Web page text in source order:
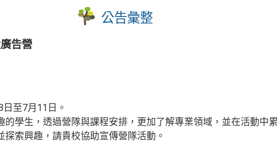
公告彙整
告營
至7月11日。
的學生，透過營隊與課程安排，更加了解專業領域，並在活動中
索興趣，請貴校協助宣傳營隊活動。